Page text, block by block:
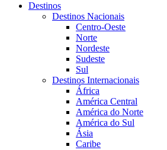
Destinos
Destinos Nacionais
Centro-Oeste
Norte
Nordeste
Sudeste
Sul
Destinos Internacionais
África
América Central
América do Norte
América do Sul
Ásia
Caribe